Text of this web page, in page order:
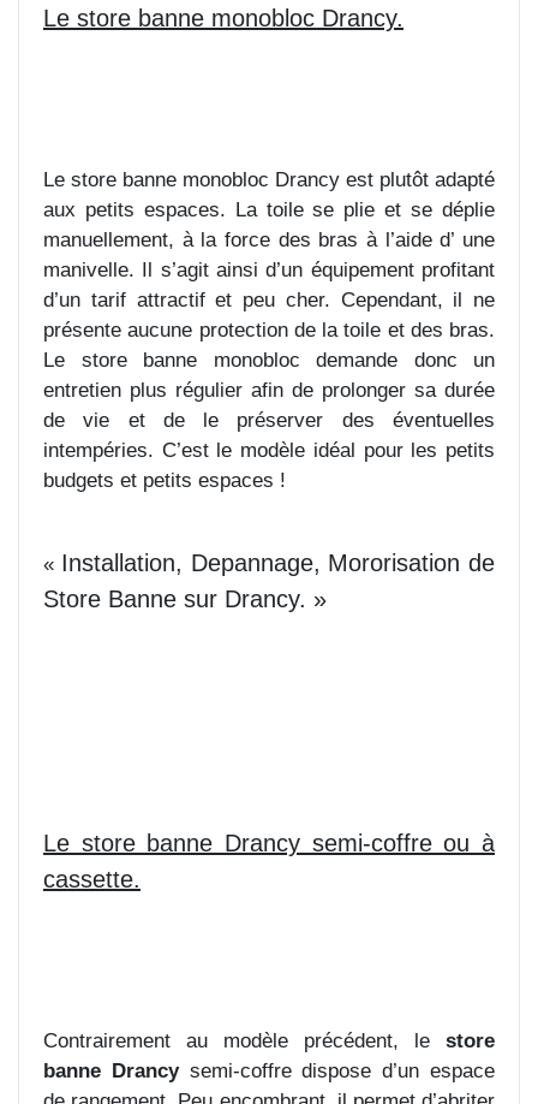
Le store banne monobloc Drancy.
Le store banne monobloc Drancy est plutôt adapté
aux petits espaces. La toile se plie et se déplie
manuellement, à la force des bras à l’aide d’ une
manivelle. Il s’agit ainsi d’un équipement profitant
d’un tarif attractif et peu cher. Cependant, il ne
présente aucune protection de la toile et des bras.
Le store banne monobloc demande donc un
entretien plus régulier afin de prolonger sa durée
de vie et de le préserver des éventuelles
intempéries. C’est le modèle idéal pour les petits
budgets et petits espaces !
« Installation, Depannage, Mororisation de
Store Banne sur Drancy. »
Le store banne Drancy semi-coffre ou à
cassette.
Contrairement au modèle précédent, le store
banne Drancysemi-coffre dispose d’un espace